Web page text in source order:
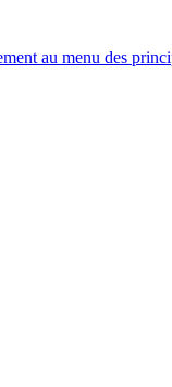
au menu des